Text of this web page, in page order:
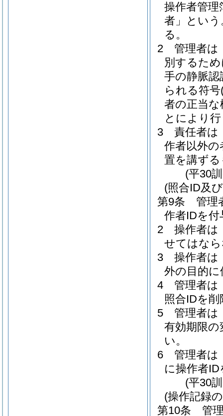
操作者管
者」という
る。
2
管理者は
別するた
手の静脈
られる符号
者の正当
とにより
3
責任者は
作者以外
置を講ず
(平30
(照合ID及
第9条
管理
作者IDを
2
操作者は
せてはな
3
操作者は
外の目的
4
管理者は
照合IDを
5
管理者は
有効期限
い。
6
管理者は
に操作者
(平30
(操作記録
第10条
管